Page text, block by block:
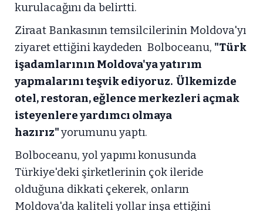
kurulacağını da belirtti.
Ziraat Bankasının temsilcilerinin Moldova'yı
ziyaret ettiğini kaydeden Bolboceanu, "Türk
işadamlarının Moldova'ya yatırım
yapmalarını teşvik ediyoruz. Ülkemizde
otel, restoran, eğlence merkezleri açmak
isteyenlere yardımcı olmaya
hazırız"yorumunu yaptı.
Bolboceanu, yol yapımı konusunda
Türkiye'deki şirketlerinin çok ileride
olduğuna dikkati çekerek, onların
Moldova'da kaliteli yollar inşa ettiğini